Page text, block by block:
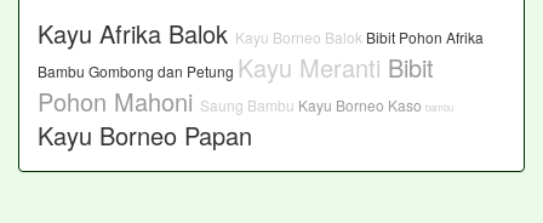
Kayu Afrika Balok Kayu Borneo Balok Bibit Pohon Afrika
Bambu Gombong dan Petung Kayu Meranti Bibit
Pohon Mahoni Saung Bambu Kayu Borneo Kaso bambu
Kayu Borneo Papan